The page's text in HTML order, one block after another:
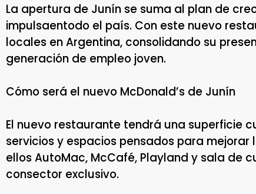
La apertura de Junín se suma al plan de
impulsaentodo el país. Con este nuevo
locales en Argentina, consolidando su
generación de empleo joven.
Cómo será el nuevo McDonald’s de Junín
El nuevo restaurante tendrá una superficie
servicios y espacios pensados para
ellos AutoMac, McCafé, Playland y sala de
consector exclusivo.